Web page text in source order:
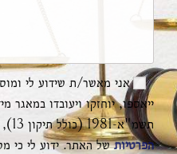
אני מאשר/ת שידוע לי
ייאספו, יוחזקו ויעובדו
תשמ"א-1981 (כולל תיקון 13), ולמטרות המפורטות
הפרטיותשל האתר. ידוע לי כי